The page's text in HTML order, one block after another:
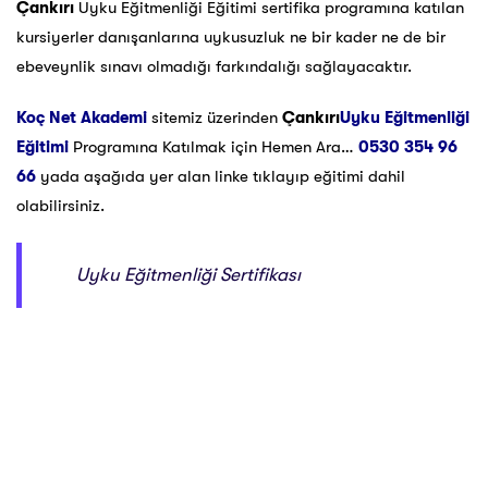
Çankırı Uyku Eğitmenliği Eğitimi sertifika programına katılan
kursiyerler danışanlarına uykusuzluk ne bir kader ne de bir
ebeveynlik sınavı olmadığı farkındalığı sağlayacaktır.
Koç Net Akademi sitemiz üzerinden ÇankırıUyku Eğitmenliği
Eğitimi Programına Katılmak için Hemen Ara… 0530 354 96
66 yada aşağıda yer alan linke tıklayıp eğitimi dahil
olabilirsiniz.
Uyku Eğitmenliği Sertifikası